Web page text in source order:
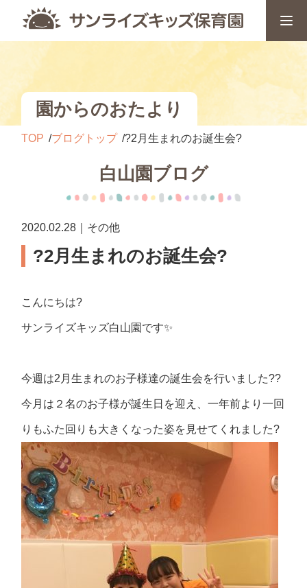
園からのおたより
TOP ブログトップ ?2月生まれのお誕生会?
白山園ブログ
2020.02.28｜その他
?2月生まれのお誕生会?
こんにちは?
サンライズキッズ白山園です✨
今週は2月生まれのお子様達の誕生会を行いました??
今月は２名のお子様が誕生日を迎え、一年前より一回
りもふた回りも大きくなった姿を見せてくれました?